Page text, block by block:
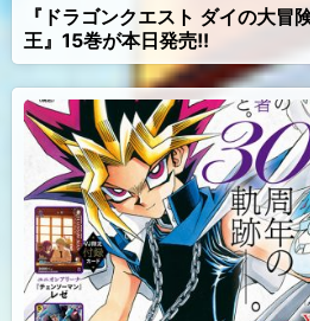
『ドラゴンクエスト ダイの大冒
王』15巻が本日発売!!